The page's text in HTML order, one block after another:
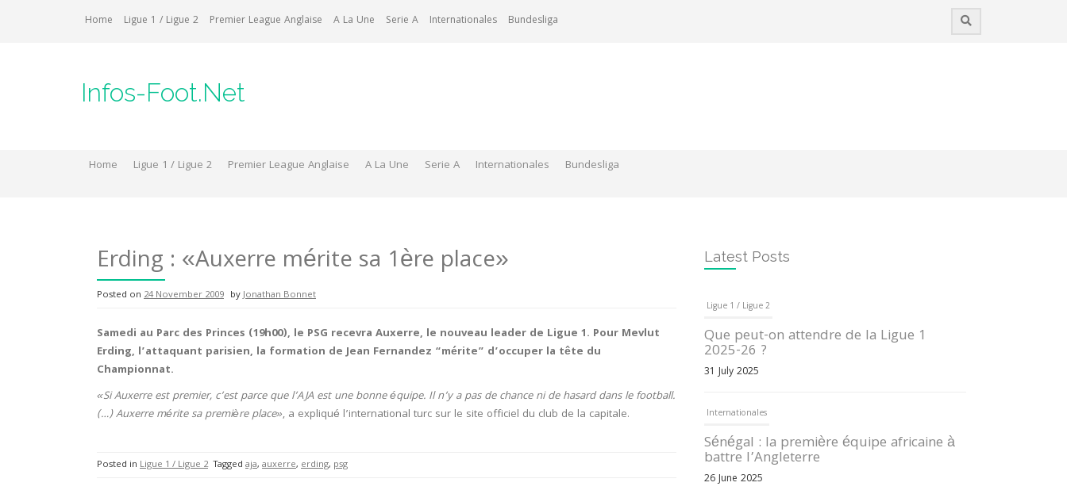
Home Ligue 1 / Ligue 2 Premier League Anglaise A La Une Serie A Internationales Bundesliga
Infos-Foot.Net
Home Ligue 1 / Ligue 2 Premier League Anglaise A La Une Serie A Internationales Bundesliga
Erding : «Auxerre mérite sa 1ère place»
Posted on 24 November 2009 byJonathan Bonnet
Samedi au Parc des Princes (19h00), le PSG recevra Auxerre, le nouveau leader de Ligue 1. Pour Mevlut
Erding, l’attaquant parisien, la formation de Jean Fernandez “mérite” d’occuper la tête du
Championnat.
«Si Auxerre est premier, c’est parce que l’AJA est une bonne équipe. Il n’y a pas de chance ni de hasard dans le football.
(…) Auxerre mérite sa première place», a expliqué l’international turc sur le site officiel du club de la capitale.
Posted in Ligue 1 / Ligue 2 Tagged aja, auxerre, erding, psg
Latest Posts
Ligue 1 / Ligue 2
Que peut-on attendre de la Ligue 1
2025-26 ?
31 July 2025
Internationales
Sénégal : la première équipe africaine à
battre l’Angleterre
26 June 2025